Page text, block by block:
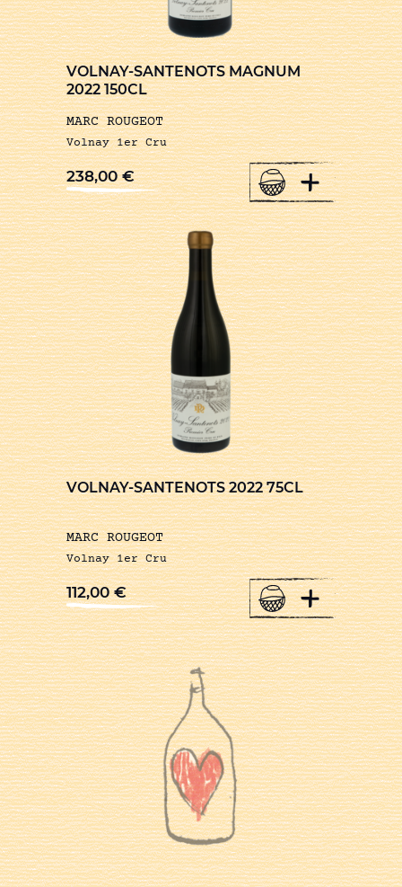
VOLNAY-SANTENOTS MAGNUM
2022 150CL
MARC ROUGEOT
Volnay 1er Cru
238,00€ +
VOLNAY-SANTENOTS 2022 75CL
MARC ROUGEOT
Volnay 1er Cru
112,00€ +